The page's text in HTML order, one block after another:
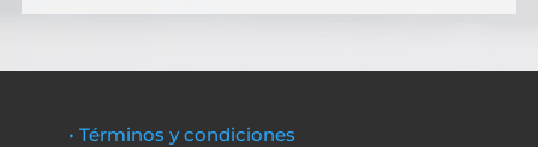
• Términos y condiciones